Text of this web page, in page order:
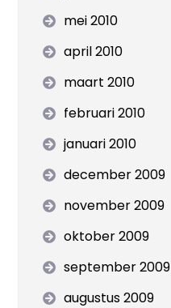
mei 2010
april 2010
maart 2010
februari 2010
januari 2010
december 2009
november 2009
oktober 2009
september 2009
augustus 2009